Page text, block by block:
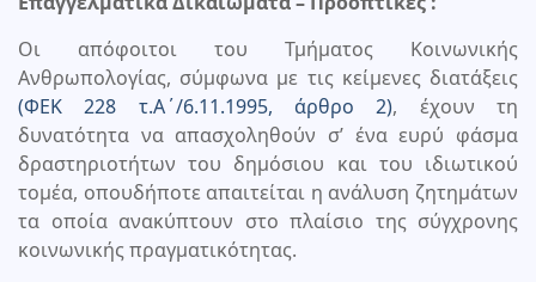
Οι απόφοιτοι του Τμήματος Κοινωνικής
Ανθρωπολογίας, σύμφωνα με τις κείμενες διατάξεις
(ΦΕΚ 228 τ.Α΄/6.11.1995, άρθρο 2), έχουν τη
δυνατότητα να απασχοληθούν σ’ ένα ευρύ φάσμα
δραστηριοτήτων του δημόσιου και του ιδιωτικού
τομέα, οπουδήποτε απαιτείται η ανάλυση ζητημάτων
τα οποία ανακύπτουν στο πλαίσιο της σύγχρονης
κοινωνικής πραγματικότητας.